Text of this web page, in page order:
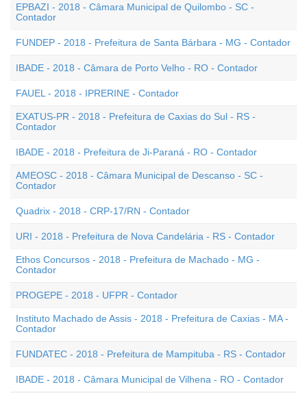
EPBAZI - 2018 - Câmara Municipal de Quilombo - SC -
Contador
FUNDEP - 2018 - Prefeitura de Santa Bárbara - MG - Contador
IBADE - 2018 - Câmara de Porto Velho - RO - Contador
FAUEL - 2018 - IPRERINE - Contador
EXATUS-PR - 2018 - Prefeitura de Caxias do Sul - RS -
Contador
IBADE - 2018 - Prefeitura de Ji-Paraná - RO - Contador
AMEOSC - 2018 - Câmara Municipal de Descanso - SC -
Contador
Quadrix - 2018 - CRP-17/RN - Contador
URI - 2018 - Prefeitura de Nova Candelária - RS - Contador
Ethos Concursos - 2018 - Prefeitura de Machado - MG -
Contador
PROGEPE - 2018 - UFPR - Contador
Instituto Machado de Assis - 2018 - Prefeitura de Caxias - MA -
Contador
FUNDATEC - 2018 - Prefeitura de Mampituba - RS - Contador
IBADE - 2018 - Câmara Municipal de Vilhena - RO - Contador